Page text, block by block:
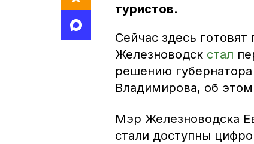
туристов.
Сейчас здесь
Железноводск стал
решению
Владимирова, об
Мэр Железноводска
стали доступны